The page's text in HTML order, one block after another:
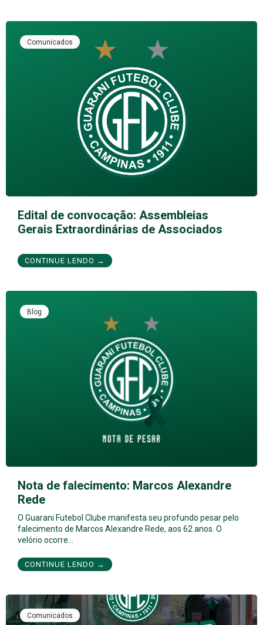
Comunicados
Edital de convocação: Assembleias
Gerais Extraordinárias de Associados
CONTINUE LENDO →
Blog
Nota de falecimento: Marcos Alexandre
Rede
O Guarani Futebol Clube manifesta seu profundo pesar pelo
falecimento de Marcos Alexandre Rede, aos 62 anos. O
velório ocorre…
CONTINUE LENDO →
Comunicados